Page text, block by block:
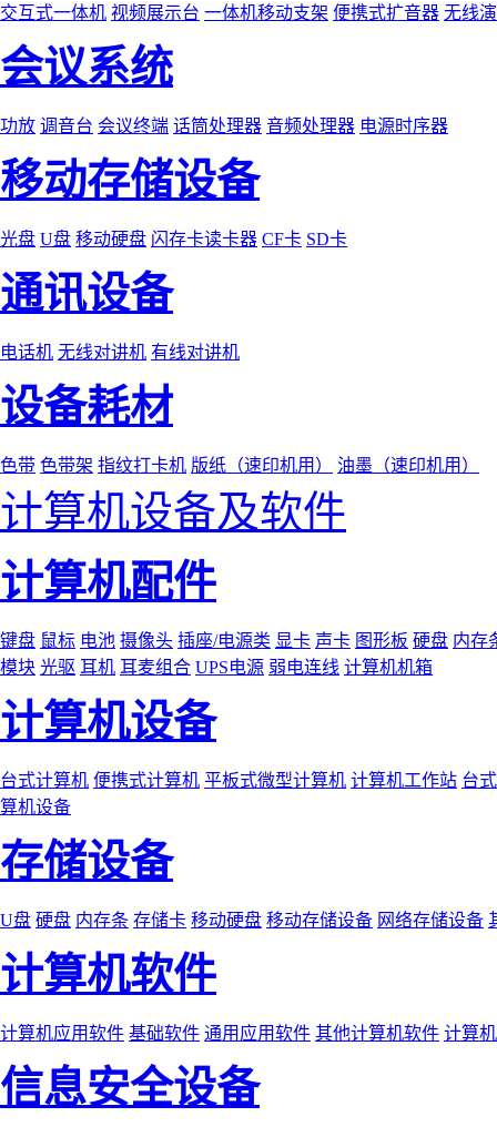
交互式一体机 视频展示台 一体机移动支架 便携式扩音器 无线
会议系统
功放 调音台 会议终端 话筒处理器 音频处理器 电源时序器
移动存储设备
光盘 U盘 移动硬盘 闪存卡读卡器 CF卡 SD卡
通讯设备
电话机 无线对讲机 有线对讲机
设备耗材
色带 色带架 指纹打卡机 版纸（速印机用） 油墨（速印机用）
计算机设备及软件
计算机配件
键盘 鼠标 电池 摄像头 插座/电源类 显卡 声卡 图形板 硬盘 内存
模块 光驱 耳机 耳麦组合 UPS电源 弱电连线 计算机机箱
计算机设备
台式计算机 便携式计算机 平板式微型计算机 计算机工作站 台
算机设备
存储设备
U盘 硬盘 内存条 存储卡 移动硬盘 移动存储设备 网络存储设备
计算机软件
计算机应用软件 基础软件 通用应用软件 其他计算机软件 计算
信息安全设备